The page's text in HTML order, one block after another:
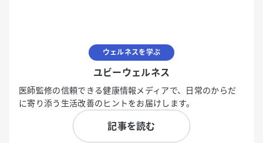
ウェルネスを学ぶ
ユビーウェルネス
医師監修の信頼できる健康情報メディアで、日常のからだ
に寄り添う生活改善のヒントをお届けします。
記事を読む